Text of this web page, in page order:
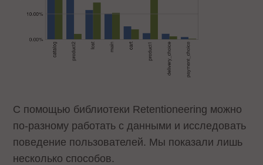
С помощью библиотеки Retentioneering можно
по-разному работать с данными и исследовать
поведение пользователей. Мы показали лишь
несколько способов.